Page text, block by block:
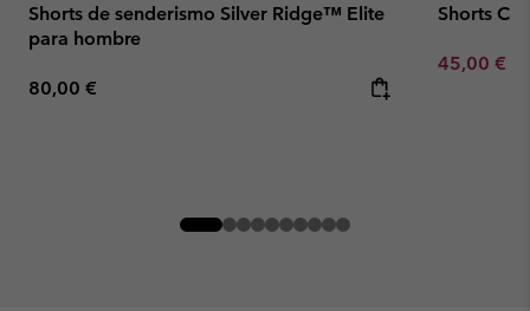
Shorts de senderismo Silver Ridge™ Elite
para hombre
Regular price:
80,00 €
Shorts
Minimum
45,00 €